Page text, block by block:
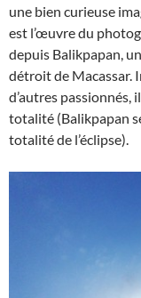
une bien curieuse
est l’œuvre du
depuis Balikpapan,
détroit de Macassar.
d’autres passionnés,
totalité (Balikpapan
totalité de l’éclipse).